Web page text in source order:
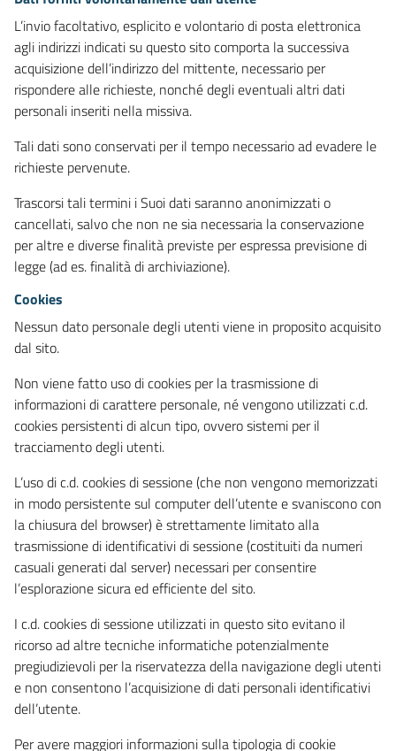
L’invio facoltativo, esplicito e volontario di posta elettronica
agli indirizzi indicati su questo sito comporta la successiva
acquisizione dell’indirizzo del mittente, necessario per
rispondere alle richieste, nonché degli eventuali altri dati
personali inseriti nella missiva.
Tali dati sono conservati per il tempo necessario ad evadere le
richieste pervenute.
Trascorsi tali termini i Suoi dati saranno anonimizzati o
cancellati, salvo che non ne sia necessaria la conservazione
per altre e diverse finalità previste per espressa previsione di
legge (ad es. finalità di archiviazione).
Cookies
Nessun dato personale degli utenti viene in proposito acquisito
dal sito.
Non viene fatto uso di cookies per la trasmissione di
informazioni di carattere personale, né vengono utilizzati c.d.
cookies persistenti di alcun tipo, ovvero sistemi per il
tracciamento degli utenti.
L’uso di c.d. cookies di sessione (che non vengono memorizzati
in modo persistente sul computer dell’utente e svaniscono con
la chiusura del browser) è strettamente limitato alla
trasmissione di identificativi di sessione (costituiti da numeri
casuali generati dal server) necessari per consentire
l’esplorazione sicura ed efficiente del sito.
I c.d. cookies di sessione utilizzati in questo sito evitano il
ricorso ad altre tecniche informatiche potenzialmente
pregiudizievoli per la riservatezza della navigazione degli utenti
e non consentono l’acquisizione di dati personali identificativi
dell’utente.
Per avere maggiori informazioni sulla tipologia di cookie